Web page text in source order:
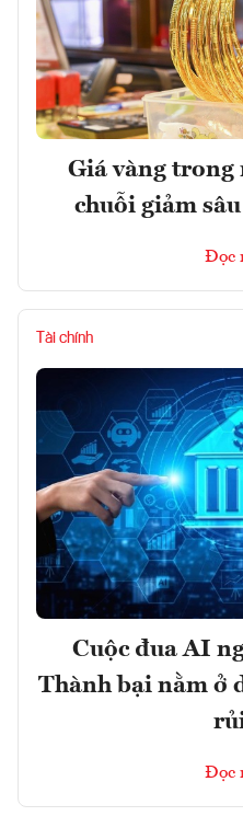
Giá vàng trong
chuỗi giảm
Đọc
Tài chính
Cuộc đua AI
Thành bại nằm ở
Đọc